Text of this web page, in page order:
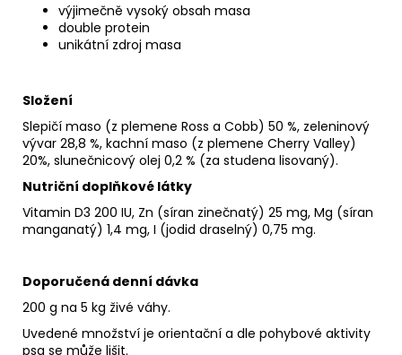
výjimečně vysoký obsah masa
double protein
unikátní zdroj masa
Složení
Slepičí maso (z plemene Ross a Cobb) 50 %, zeleninový
vývar 28,8 %, kachní maso (z plemene Cherry Valley)
20%, slunečnicový olej 0,2 % (za studena lisovaný).
Nutriční doplňkové látky
Vitamin D3 200 IU, Zn (síran zinečnatý) 25 mg, Mg (síran
manganatý) 1,4 mg, I (jodid draselný) 0,75 mg.
Doporučená denní dávka
200 g na 5 kg živé váhy.
Uvedené množství je orientační a dle pohybové aktivity
psa se může lišit.